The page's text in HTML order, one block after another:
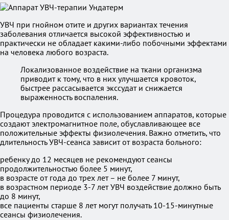
УВЧ при гнойном отите и других вариантах течения
заболевания отличается высокой эффективностью и
практически не обладает какими-либо побочными эффектами
на человека любого возраста.
Локализованное воздействие на ткани организма
приводит к тому, что в них улучшается кровоток,
быстрее рассасывается экссудат и снижается
выраженность воспаления.
Процедура проводится с использованием аппаратов, которые
создают электромагнитное поле, обуславливающее все
положительные эффекты физиолечения. Важно отметить, что
длительность УВЧ-сеанса зависит от возраста больного:
ребенку до 12 месяцев не рекомендуют сеансы
продолжительностью более 5 минут,
в возрасте от года до трех лет – не более 7 минут,
в возрастном периоде 3-7 лет УВЧ воздействие должно быть
до 8 минут,
все пациенты старше 8 лет могут получать 10-15-минутные
сеансы физиолечения.